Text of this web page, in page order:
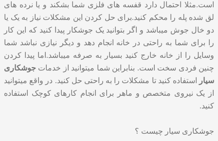
است.مثلا احتمال دارد قفسه های فلزی شما بشکند و یا نرده های
لق شده پله را محکم کنید.برای حل کردن این مشکلات نیاز به یک یا
دو خال جوش میباشد و اگر بتوانید یک جوشکار پیدا کنید که این کار
را برای شما به راحتی در خانه انجام دهد و دیگر نیازی نباشد شما
وسایل را از خانه خارج کنید بسیار به صرفه میباشد.اما پیدا کردن
چنین فردی سخت است. بنابراین شما میتوانید از خدمات جوشکاری
سیار
استفاده کنید تا مشکلات را به راحتی حل کنید. در واقع میتوانید
از یک نیروی متخصص و ماهر برای انجام کارهای کوچک استفاده
کنید.
جوشکاری سیار چیست ؟